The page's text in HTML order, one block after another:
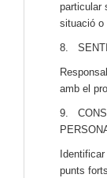
particular
situació o
8.
amb el
9.
punts